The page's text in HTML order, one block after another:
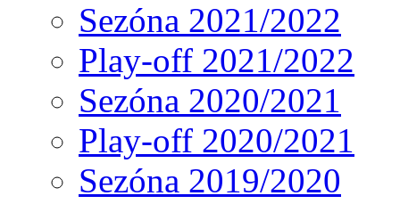
Sezóna 2021/2022
Play-off 2021/2022
Sezóna 2020/2021
Play-off 2020/2021
Sezóna 2019/2020